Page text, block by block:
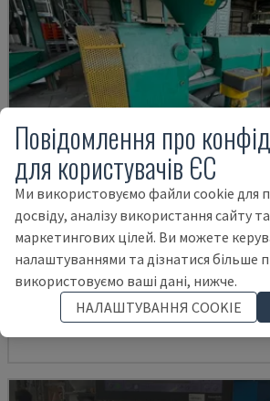
PREALPINA 105
PREALPINA - ОДНОВАЛЬНИЙ ЕКСТРУДЕР
НІМЕЧЧИНА 1986
Повідомлення про
для користувачів ЄС
Ми використовуємо файли cookie для
досвіду, аналізу використання сайту
маркетингових цілей. Ви можете
налаштуваннями та дізнатися більше
використовуємо ваші дані, нижче.
НАЛАШТУВАННЯ COOKIE